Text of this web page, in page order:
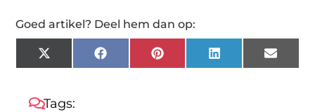
Goed artikel? Deel hem dan op:
X
(Twitter)
Facebook Pinterest LinkedIn Email
Tags: